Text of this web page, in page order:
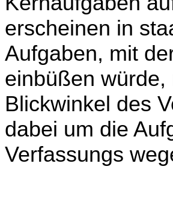
erscheinen in
Aufgaben, mit
einbüßen
Blickwinkel des
dabei um die
Verfassungs